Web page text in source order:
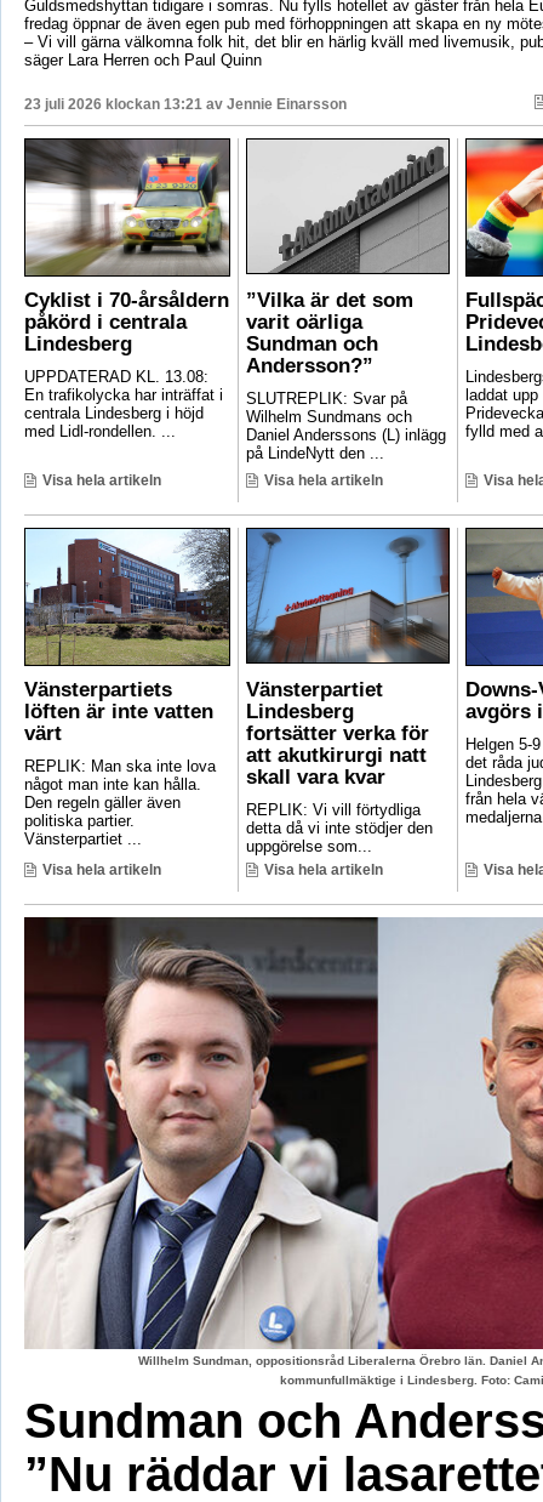
Guldsmedshyttan tidigare i somras. Nu fylls hotellet av gäster från hela
fredag öppnar de även egen pub med förhoppningen att skapa en ny
– Vi vill gärna välkomna folk hit, det blir en härlig kväll med livemusik,
säger Lara Herren och Paul Quinn
23 juli 2026 klockan 13:21 av Jennie Einarsson
Cyklist i 70-årsåldern
påkörd i centrala
Lindesberg
UPPDATERAD KL. 13.08:
En trafikolycka har inträffat i
centrala Lindesberg i höjd
med Lidl-rondellen. ...
Visa hela artikeln
”Vilka är det som
varit oärliga
Sundman och
Andersson?”
SLUTREPLIK: Svar på
Wilhelm Sundmans och
Daniel Anderssons (L) inlägg
på LindeNytt den ...
Visa hela artikeln
laddat
fylld med
Visa
Vänsterpartiets
löften är inte vatten
värt
REPLIK: Man ska inte lova
något man inte kan hålla.
Den regeln gäller även
politiska partier.
Vänsterpartiet ...
Visa hela artikeln
Vänsterpartiet
Lindesberg
fortsätter verka för
att akutkirurgi natt
skall vara kvar
REPLIK: Vi vill förtydliga
detta då vi inte stödjer den
uppgörelse som...
Visa hela artikeln
avgörs
Helgen 5-
det råda
från hela
Visa
Willhelm Sundman, oppositionsråd Liberalerna Örebro län. Daniel
kommunfullmäktige i Lindesberg. Foto:
Sundman och
”Nu räddar vi